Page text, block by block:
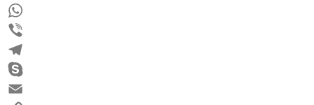
Pinterest
WhatsApp
Viber
Telegram
Skype